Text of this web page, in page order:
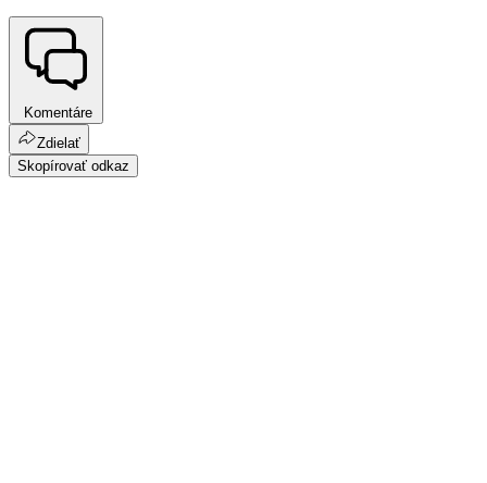
Komentáre
Zdielať
Skopírovať odkaz